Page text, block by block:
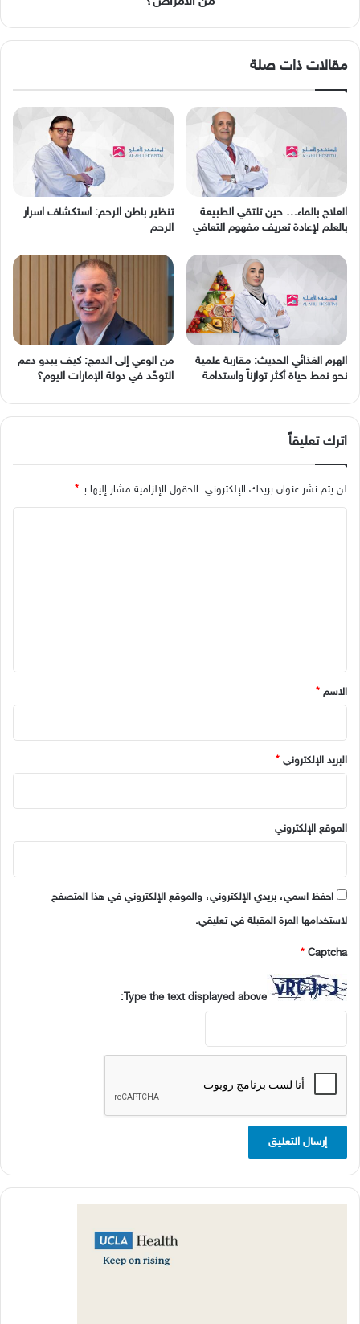
مقالات ذات صلة
العلاج بالماء… حين تلتقي الطبيعة
بالعلم لإعادة تعريف مفهوم التعافي
تنظير باطن الرحم: استكشاف اسرار
الرحم
الهرم الغذائي الحديث: مقاربة علمية
نحو نمط حياة أكثر توازناً واستدامة
من الوعي إلى الدمج: كيف يبدو دعم
التوحّد في دولة الإمارات اليوم؟
اترك تعليقاً
لن يتم نشر عنوان بريدك الإلكتروني. الحقول الإلزامية مشار إليها بـ*
*
الاسم *
البريد الإلكتروني *
الموقع الإلكتروني
احفظ اسمي، بريدي الإلكتروني، والموقع الإلكتروني في هذا المتصفح
لاستخدامها المرة المقبلة في تعليقي.
Captcha
*
Type the text displayed above: